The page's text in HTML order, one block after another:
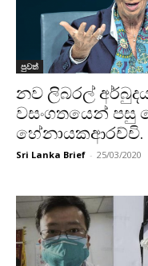
පුවත්
නව ලිබරල්
වසංගතයෙන් පසු
හේනායකආරච්චි.
Sri Lanka Brief - 25/03/2020